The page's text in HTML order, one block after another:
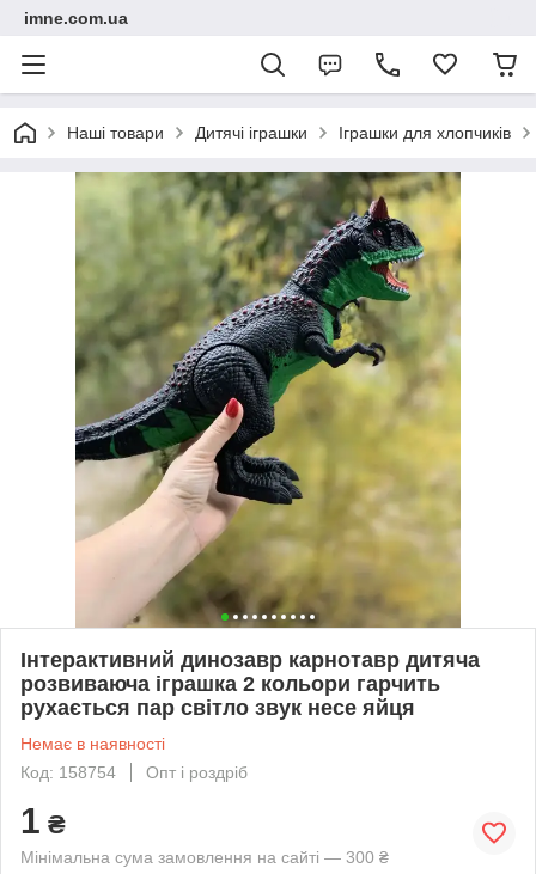
imne.com.ua
Наші товари Дитячі іграшки Іграшки для хлопчиків
Інтерактивний динозавр карнотавр дитяча
розвиваюча іграшка 2 кольори гарчить
рухається пар світло звук несе яйця
Немає в наявності
Код: 158754
Опт і роздріб
1 ₴
Мінімальна сума замовлення на сайті — 300 ₴